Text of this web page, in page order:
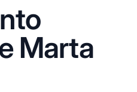
Marta